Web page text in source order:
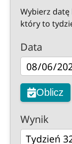
Wybierz datę
który to
Data
Oblicz
Wynik